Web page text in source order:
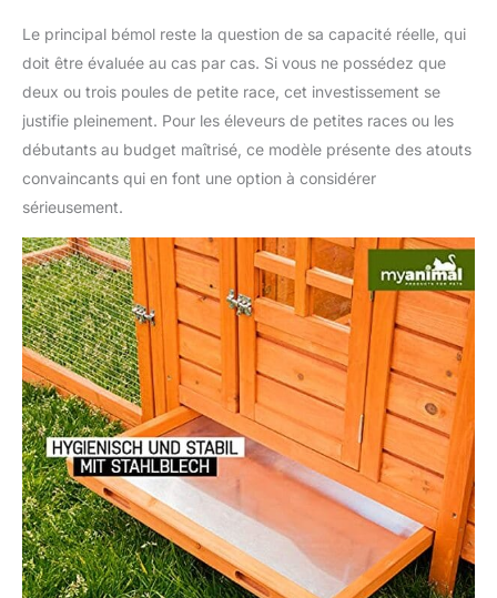
Le principal bémol reste la question de sa capacité réelle, qui
doit être évaluée au cas par cas. Si vous ne possédez que
deux ou trois poules de petite race, cet investissement se
justifie pleinement. Pour les éleveurs de petites races ou les
débutants au budget maîtrisé, ce modèle présente des atouts
convaincants qui en font une option à considérer
sérieusement.